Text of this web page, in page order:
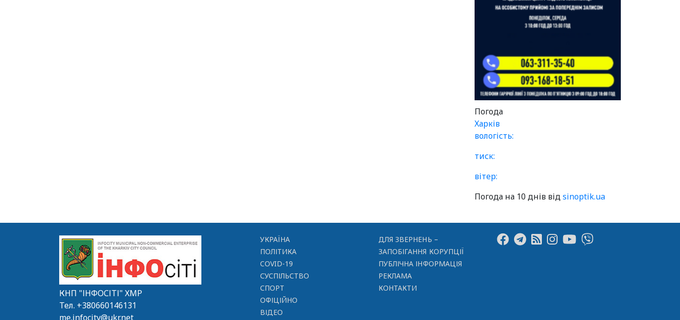
Погода
Харків
вологість:
тиск:
вітер:
Погода на 10 днів відsinoptik.ua
КНП "ІНФОСІТІ" ХМР
Тел. +380660146131
me.infocity@ukr.net
УКРАЇНА
ПОЛІТИКА
COVID-19
СУСПІЛЬСТВО
СПОРТ
ОФІЦІЙНО
ВІДЕО
ДЛЯ ЗВЕРНЕНЬ –
ЗАПОБІГАННЯ КОРУПЦІЇ
ПУБЛІЧНА ІНФОРМАЦІЯ
РЕКЛАМА
КОНТАКТИ